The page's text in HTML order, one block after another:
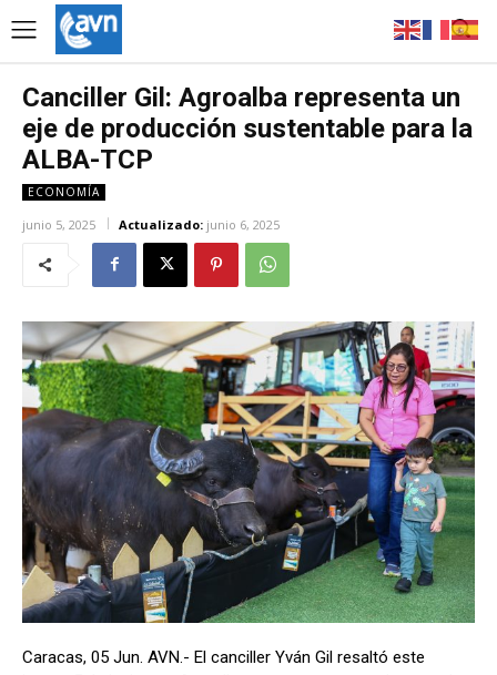
Canciller Gil: Agroalba representa un
eje de producción sustentable para la
ALBA-TCP
ECONOMÍA
junio 5, 2025 Actualizado: junio 6, 2025
Caracas, 05 Jun. AVN.- El canciller Yván Gil resaltó este